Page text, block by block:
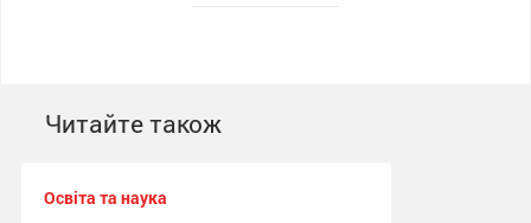
Читайте також
Освіта та наука